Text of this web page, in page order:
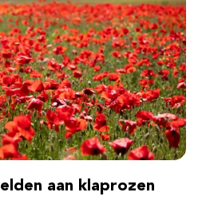
aan klaprozen